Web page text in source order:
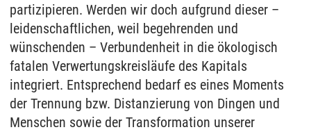
partizipieren. Werden wir doch aufgrund dieser –
leidenschaftlichen, weil begehrenden und
wünschenden – Verbundenheit in die ökologisch
fatalen Verwertungskreisläufe des Kapitals
integriert. Entsprechend bedarf es eines Moments
der Trennung bzw. Distanzierung von Dingen und
Menschen sowie der Transformation unserer